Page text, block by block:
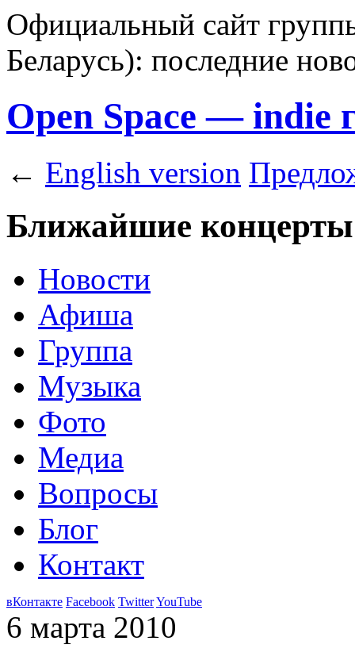
Официальный сайт
Беларусь): последние
Open Space — indie
← English version
Ближайшие концерты
Новости
Афиша
Группа
Музыка
Фото
Медиа
Вопросы
Блог
Контакт
вКонтакте Facebook TwitterYouTube
6 марта 2010